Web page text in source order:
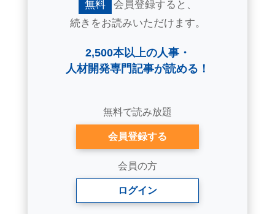
無料
会員登録すると、
続きをお読みいただけます。
2,500本以上の人事・
人材開発専門記事が読める！
無料で読み放題
会員登録する
会員の方
ログイン